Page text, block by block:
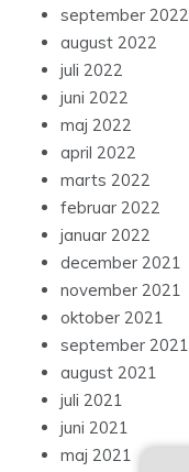
september 2022
august 2022
juli 2022
juni 2022
maj 2022
april 2022
marts 2022
februar 2022
januar 2022
december 2021
november 2021
oktober 2021
september 2021
august 2021
juli 2021
juni 2021
maj 2021